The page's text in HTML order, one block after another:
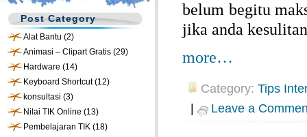
Post Category
Alat Bantu (2)
Animasi – Clipart Gratis (29)
Hardware (14)
Keyboard Shortcut(12)
konsultasi (3)
Nilai TIK Online (13)
Pembelajaran TIK (18)
belum begitu
jika anda
more…
Category: Tips
Leave a